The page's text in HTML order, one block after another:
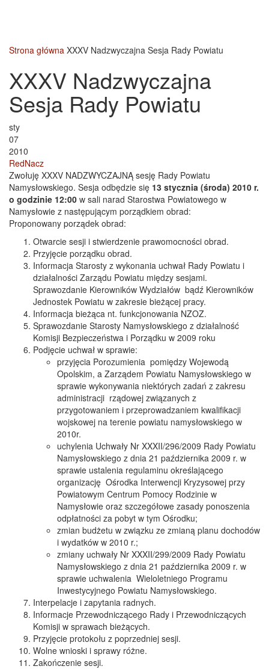
Strona główna XXXV Nadzwyczajna Sesja Rady Powiatu
XXXV Nadzwyczajna
Sesja Rady Powiatu
sty
07
2010
RedNacz
Zwołuję XXXV NADZWYCZAJNĄ sesję Rady Powiatu
Namysłowskiego. Sesja odbędzie się 13 stycznia (środa) 2010 r.
o godzinie 12:00 w sali narad Starostwa Powiatowego w
Namysłowie z następującym porządkiem obrad:
Proponowany porządek obrad:
Otwarcie sesji i stwierdzenie prawomocności obrad.
Przyjęcie porządku obrad.
Informacja Starosty z wykonania uchwał Rady Powiatu i
działalności Zarządu Powiatu między sesjami.
Sprawozdanie Kierowników Wydziałów bądź Kierowników
Jednostek Powiatu w zakresie bieżącej pracy.
Informacja bieżąca nt. funkcjonowania NZOZ.
Sprawozdanie Starosty Namysłowskiego z działalność
Komisji Bezpieczeństwa i Porządku w 2009 roku
Podjęcie uchwał w sprawie:
przyjęcia Porozumienia pomiędzy Wojewodą
Opolskim, a Zarządem Powiatu Namysłowskiego w
sprawie wykonywania niektórych zadań z zakresu
administracji rządowej związanych z
przygotowaniem i przeprowadzaniem kwalifikacji
wojskowej na terenie powiatu namysłowskiego w
2010r.
uchylenia Uchwały Nr XXXII/296/2009 Rady Powiatu
Namysłowskiego z dnia 21 października 2009 r. w
sprawie ustalenia regulaminu określającego
organizację Ośrodka Interwencji Kryzysowej przy
Powiatowym Centrum Pomocy Rodzinie w
Namysłowie oraz szczegółowe zasady ponoszenia
odpłatności za pobyt w tym Ośrodku;
zmian budżetu w związku ze zmianą planu dochodów
i wydatków w 2010 r.;
zmiany uchwały Nr XXXII/299/2009 Rady Powiatu
Namysłowskiego z dnia 21 października 2009 r. w
sprawie uchwalenia Wieloletniego Programu
Inwestycyjnego Powiatu Namysłowskiego.
Interpelacje i zapytania radnych.
Informacje Przewodniczącego Rady i Przewodniczących
Komisji w sprawach bieżących.
Przyjęcie protokołu z poprzedniej sesji.
Wolne wnioski i sprawy różne.
Zakończenie sesji.